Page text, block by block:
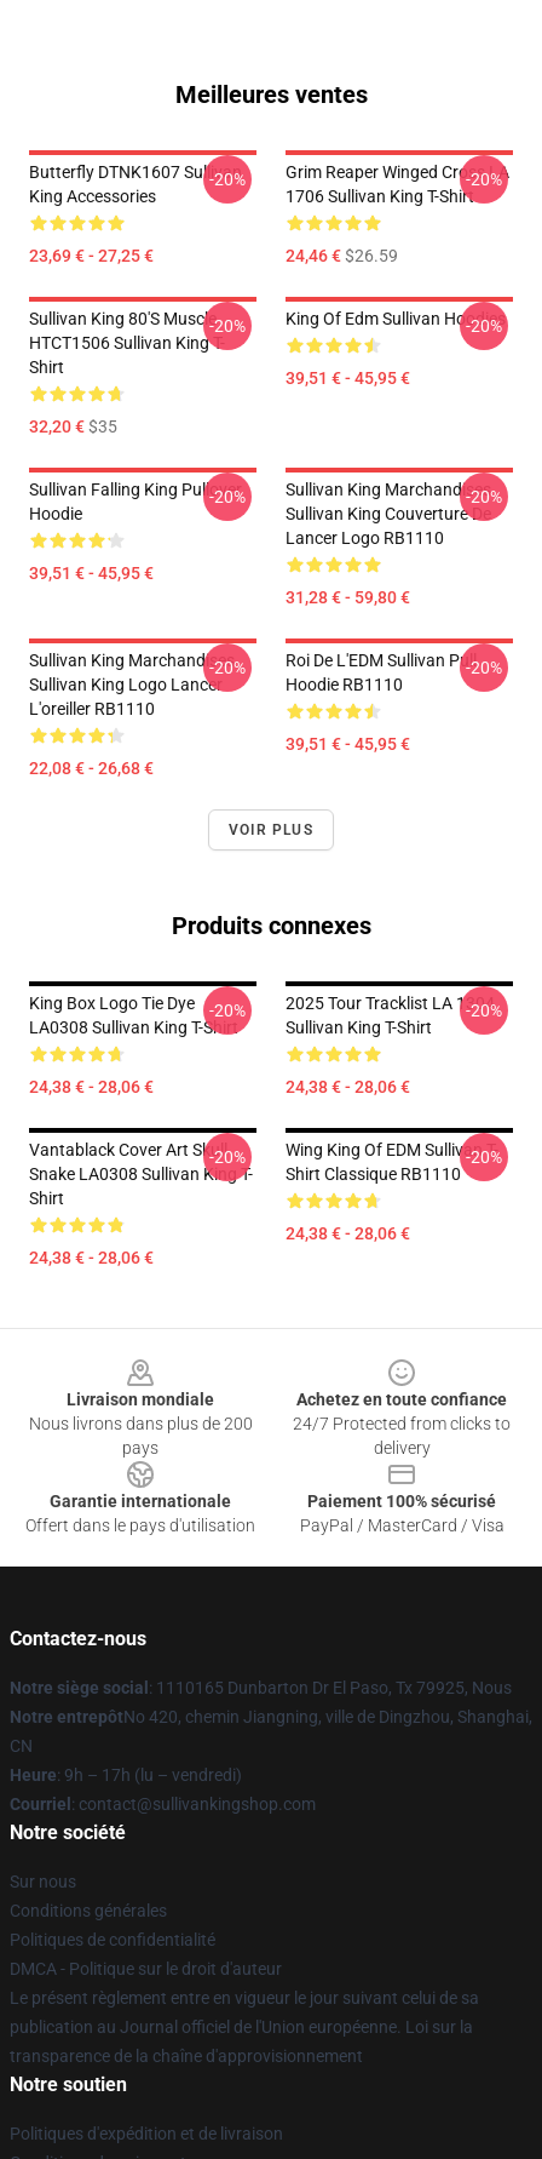
Meilleures ventes
Butterfly DTNK1607 Sullivan
King Accessories
23,69 € - 27,25 €
-20%
Grim Reaper Winged Cross LA
1706 Sullivan King T-Shirt
24,46 €$26.59
-20%
Sullivan King 80's Muscle
HTCT1506 Sullivan King T-
Shirt
32,20 €$35
-20% King Of Edm Sullivan Hoodies
39,51 € - 45,95 €
-20%
Sullivan Falling King Pullover
Hoodie
39,51 € - 45,95 €
-20%
Sullivan King Marchandises
Sullivan King Couverture De
Lancer Logo RB1110
31,28 € - 59,80 €
-20%
Sullivan King Marchandises
Sullivan King Logo Lancer
L'oreiller RB1110
22,08 € - 26,68 €
-20%
Roi De L'EDM Sullivan Pull
Hoodie RB1110
39,51 € - 45,95 €
-20%
VOIR PLUS
Produits connexes
King Box Logo Tie Dye
LA0308 Sullivan King T-Shirt
24,38 € - 28,06 €
-20%
2025 Tour Tracklist LA 1304
Sullivan King T-Shirt
24,38 € - 28,06 €
-20%
Vantablack Cover Art Skull
Snake LA0308 Sullivan King T-
Shirt
24,38 € - 28,06 €
-20%
Wing King Of EDM Sullivan T-
Shirt Classique RB1110
24,38 € - 28,06 €
-20%
Livraison mondiale
Nous livrons dans plus de 200
pays
Achetez en toute confiance
24/7 Protected from clicks to
delivery
Garantie internationale
Offert dans le pays d'utilisation
Paiement 100% sécurisé
PayPal / MasterCard / Visa
Contactez-nous
Notre siège social : 1110165 Dunbarton Dr El Paso, Tx 79925, Nous
Notre entrepôtNo 420, chemin Jiangning, ville de Dingzhou, Shanghai,
CN
Heure: 9h – 17h (lu – vendredi)
Courriel : contact@sullivankingshop.com
Notre société
Sur nous
Conditions générales
Politiques de confidentialité
DMCA - Politique sur le droit d'auteur
Le présent règlement entre en vigueur le jour suivant celui de sa
publication au Journal officiel de l'Union européenne. Loi sur la
transparence de la chaîne d'approvisionnement
Notre soutien
Politiques d'expédition et de livraison